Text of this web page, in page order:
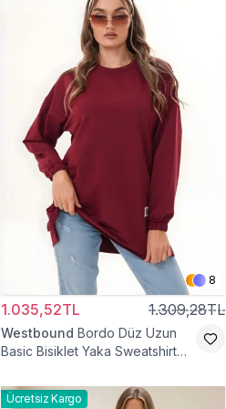
8
1.035,52TL 1.309,28TL
Westbound Bordo Düz Uzun
Basic Bisiklet Yaka Sweatshirt
Ücretsiz Kargo